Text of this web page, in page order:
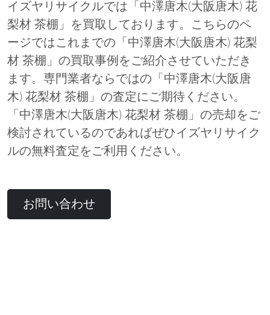
イズヤリサイクルでは「中澤唐木(大阪唐木) 花
梨材 茶棚」を買取しております。こちらのペ
ージではこれまでの「中澤唐木(大阪唐木) 花梨
材 茶棚」の買取事例をご紹介させていただき
ます。専門業者ならではの「中澤唐木(大阪唐
木) 花梨材 茶棚」の査定にご期待ください。
「中澤唐木(大阪唐木) 花梨材 茶棚」の売却をご
検討されているのであればぜひイズヤリサイク
ルの無料査定をご利用ください。
お問い合わせ